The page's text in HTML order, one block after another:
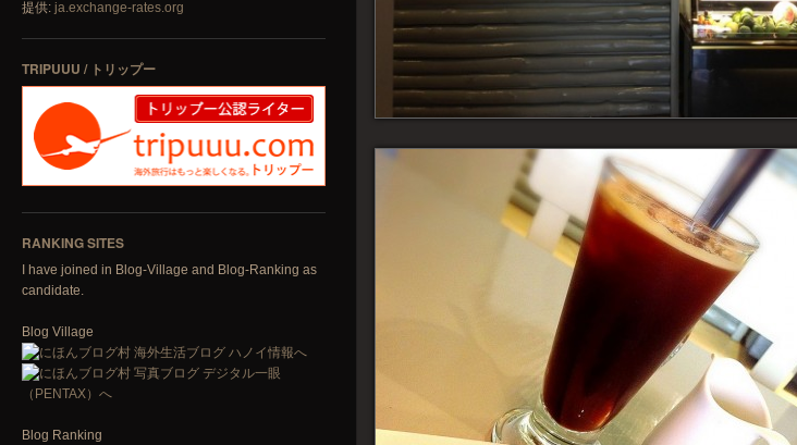
提供: ja.exchange-rates.org
TRIPUUU / トリップー
RANKING SITES
I have joined in Blog-Village and Blog-Ranking as
candidate.
Blog Village
Blog Ranking